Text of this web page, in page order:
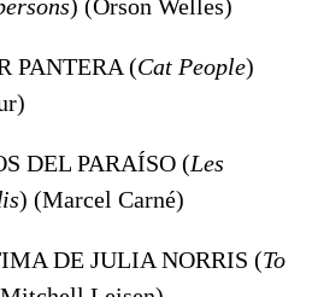
) (Orson Welles)
PANTERA (Cat People)
DEL PARAÍSO (Les
) (Marcel Carné)
DE JULIA NORRIS (To